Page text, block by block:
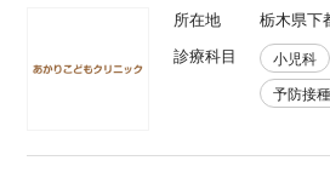
所在地
栃木県下
診療科目
小児科
予防接種